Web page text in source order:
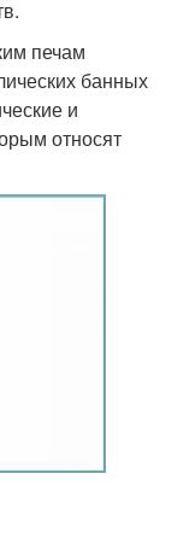
печам
банных
и
относят